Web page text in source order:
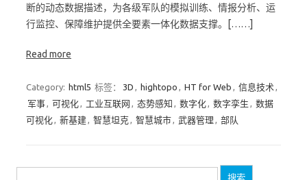
断的动态数据描述，为各级军队的模拟训练、情报分析、运
行监控、保障维护提供全要素一体化数据支撑。[……]
Read more
Category: html5 标签： 3D , hightopo , HT for Web , 信息技术 ,
军事, 可视化, 工业互联网 , 态势感知 , 数字化, 数字孪生 , 数据
可视化, 新基建, 智慧坦克, 智慧城市, 武器管理 , 部队